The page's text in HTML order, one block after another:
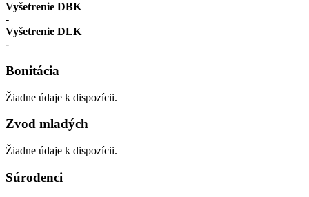
Vyšetrenie DBK
-
Vyšetrenie DLK
-
Bonitácia
Žiadne údaje k dispozícii.
Zvod mladých
Žiadne údaje k dispozícii.
Súrodenci